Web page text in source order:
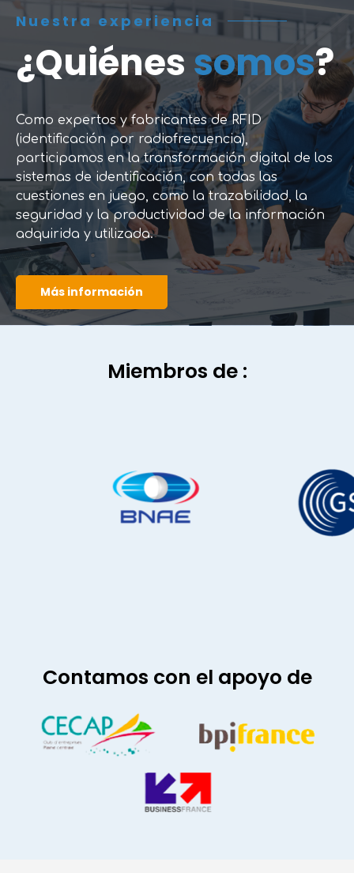
Nuestra experiencia
¿Quiénes somos?
Como expertos y fabricantes de RFID
(identificación por radiofrecuencia),
participamos en la transformación digital de los
sistemas de identificación, con todas las
cuestiones en juego, como la trazabilidad, la
seguridad y la productividad de la información
adquirida y utilizada.
Más información
Miembros de :
Contamos con el apoyo de